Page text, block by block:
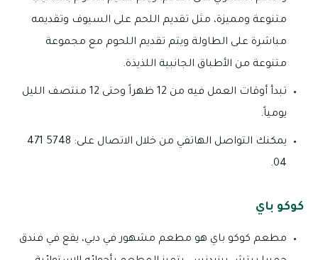
متنوعة ومميزة، مثل تقديم اللحم على السيوف وتقديمه
مباشرة على الطاولة ويتم تقديم اللحوم مع مجموعة
متنوعة من الأطباق الجانبية اللذيذة.
تبدأ أوقات العمل فيه من 12 ظهراً وحتى 12 منتصف الليل
يومياً.
يمكنك التواصل الهاتفي من خلال الاتصال على: 5748 471
04.
كوكو باي
مطعم كوكو باي هو مطعم مشهور في دبي، يقع في فندق